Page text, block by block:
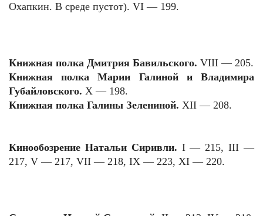
Охапкин. В среде пустот). VI — 199.
Книжная полка Дмитрия Бавильского. VIII — 205.
Книжная полка Марии Галиной и Владимира
Губайловского. X — 198.
Книжная полка Галины Зелениной. XII — 208.
Кинообозрение Натальи Сиривли. I— 215,III —
217, V — 217, VII — 218, IX — 223, XI — 220.